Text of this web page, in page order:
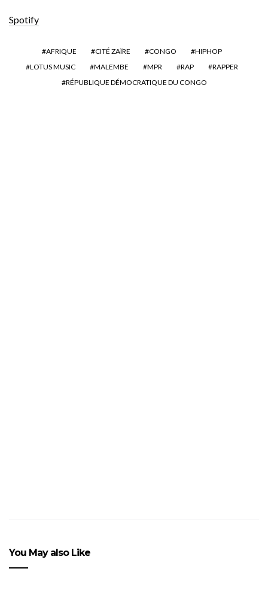
Spotify
AFRIQUE CITÉ ZAÏRE CONGO
HIPHOP
LOTUS MUSIC
MALEMBE MPR RAP
RAPPER
RÉPUBLIQUE DÉMOCRATIQUE DU CONGO
You May also Like